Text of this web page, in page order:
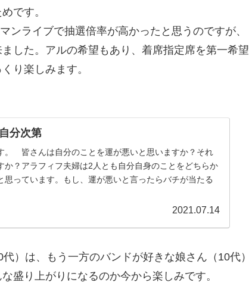
です。
ライブで抽選倍率が高かったと思うのですが、
した。アルの希望もあり、着席指定席を第一希望
り楽しみます。
分次第
。 皆さんは自分のことを運が悪いと思いますか？それ
か？アラフィフ夫婦は2人とも自分自身のことをどちらか
思っています。もし、運が悪いと言ったらバチが当たる
2021.07.14
）は、もう一方のバンドが好きな娘さん（10代）
盛り上がりになるのか今から楽しみです。